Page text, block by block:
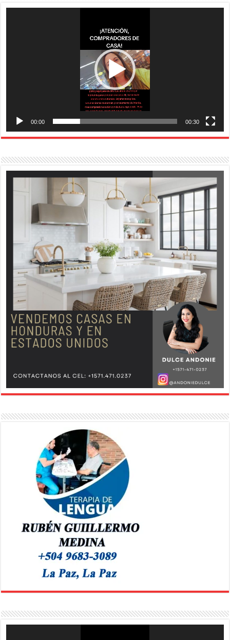
00:00 00:30